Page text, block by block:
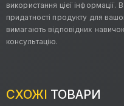
використання цієї
придатності продукту для
вимагають відповідних
консультацію.
СХОЖІ ТОВАРИ